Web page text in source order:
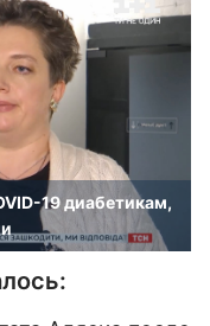
19 диабетикам,